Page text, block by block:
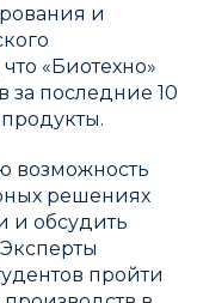
и
«Биотехно»
за последние 10
возможность
решениях
и обсудить
пройти